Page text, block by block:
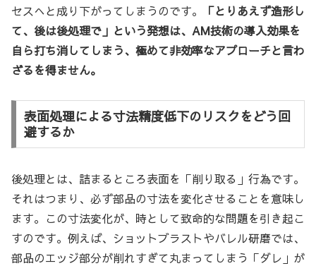
セスへと成り下がってしまうのです。
「とりあえず造形し
て、後は後処理で」という発想は、AM技術の導入効果を
自ら打ち消してしまう、極めて非効率なアプローチと言わ
ざるを得ません。
表面処理による寸法精度低下のリスクをどう回
避するか
後処理とは、詰まるところ表面を「削り取る」行為です。
それはつまり、必ず部品の寸法を変化させることを意味し
ます。この寸法変化が、時として致命的な問題を引き起こ
すのです。例えば、ショットブラストやバレル研磨では、
部品のエッジ部分が削れすぎて丸まってしまう「ダレ」が